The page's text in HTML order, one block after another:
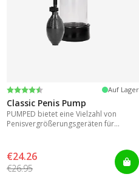
Bewertung:
4.3 von 5 Sternen Auf Lager
Classic Penis Pump
PUMPED bietet eine Vielzahl von
Penisvergrößerungsgeräten für
€24.26
€26.95